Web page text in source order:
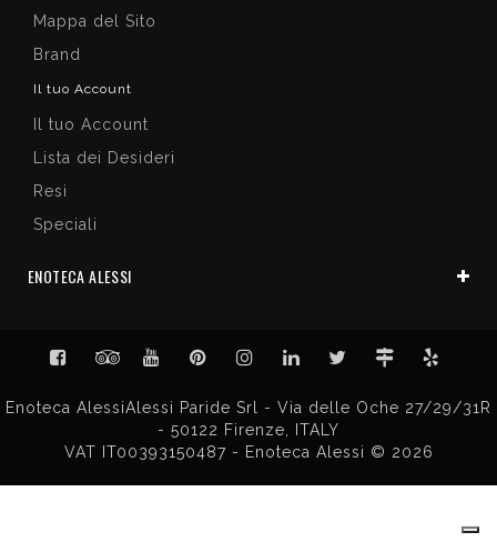
Mappa del Sito
Brand
Il tuo Account
Il tuo Account
Lista dei Desideri
Resi
Speciali
ENOTECA ALESSI
Enoteca AlessiAlessi Paride Srl - Via delle Oche 27/29/31R
- 50122 Firenze, ITALY
VAT IT00393150487 - Enoteca Alessi © 2026